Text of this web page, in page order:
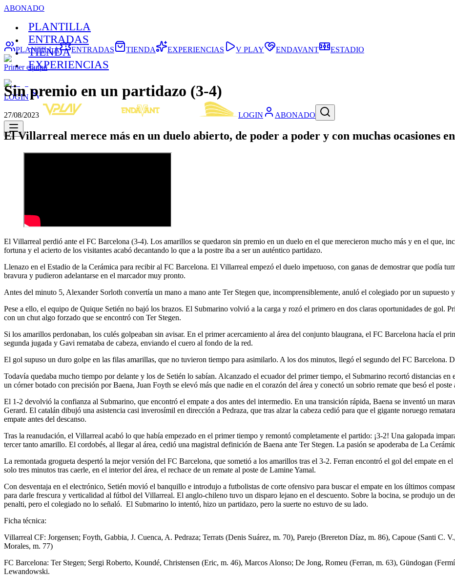
ABONADO
PLANTILLA
ENTRADAS
TIENDA
EXPERIENCIAS
LOGIN
LOGIN ABONADO
PLANTILLA ENTRADAS TIENDA EXPERIENCIAS V PLAY ENDAVANT ESTADIO
Primer equipo
Sin premio en un partidazo (3-4)
27/08/2023
El Villarreal merece más en un duelo abierto, de poder a poder y con muchas ocasiones
El Villarreal perdió ante el FC Barcelona (3-4). Los amarillos se quedaron sin premio en un duelo en el que merecieron mucho más y en el que,
fortuna y el acierto de los visitantes acabó decantando lo que a la postre iba a ser un auténtico partidazo.
Llenazo en el Estadio de la Cerámica para recibir al FC Barcelona. El Villarreal empezó el duelo impetuoso, con ganas de demostrar que podía
bravura y pudieron adelantarse en el marcador muy pronto.
Antes del minuto 5, Alexander Sorloth convertía un mano a mano ante Ter Stegen que, incomprensiblemente, anuló el colegiado por un supuesto
Pese a ello, el equipo de Quique Setién no bajó los brazos. El Submarino volvió a la carga y rozó el primero en dos claras oportunidades de gol.
con un chut algo forzado que se encontró con Ter Stegen.
Si los amarillos perdonaban, los culés golpeaban sin avisar. En el primer acercamiento al área del conjunto blaugrana, el FC Barcelona hacía el
segunda jugada y Gavi remataba de cabeza, enviando el cuero al fondo de la red.
El gol supuso un duro golpe en las filas amarillas, que no tuvieron tiempo para asimilarlo. A los dos minutos, llegó el segundo del FC Barcelona.
Todavía quedaba mucho tiempo por delante y los de Setién lo sabían. Alcanzado el ecuador del primer tiempo, el Submarino recortó distancias
un córner botado con precisión por Baena, Juan Foyth se elevó más que nadie en el corazón del área y conectó un sobrio remate que besó el poste
El 1-2 devolvió la confianza al Submarino, que encontró el empate a dos antes del intermedio. En una transición rápida, Baena se inventó un
Gerard. El catalán dibujó una asistencia casi inverosímil en dirección a Pedraza, que tras alzar la cabeza cedió para que el gigante noruego
empate antes del descanso.
Tras la reanudación, el Villarreal acabó lo que había empezado en el primer tiempo y remontó completamente el partido: ¡3-2! Una galopada
tercer tanto amarillo. El cordobés, al llegar al área, cedió una magistral definición de Baena ante Ter Stegen. La pasión se apoderaba de La
La remontada grogueta despertó la mejor versión del FC Barcelona, que sometió a los amarillos tras el 3-2. Ferran encontró el gol del empate en
solo tres minutos tras caerle, en el interior del área, el rechace de un remate al poste de Lamine Yamal.
Con desventaja en el electrónico, Setién movió el banquillo e introdujo a futbolistas de corte ofensivo para buscar el empate en los últimos
para darle frescura y verticalidad al fútbol del Villarreal. El anglo-chileno tuvo un disparo lejano en el descuento. Sobre la bocina, se produjo un
penalti, pero el colegiado no lo señaló. El Submarino lo intentó, hizo un partidazo, pero la suerte no estuvo de su lado.
Ficha técnica:
Villarreal CF: Jorgensen; Foyth, Gabbia, J. Cuenca, A. Pedraza; Terrats (Denis Suárez, m. 70), Parejo (Brereton Díaz, m. 86), Capoue (Santi
Morales, m. 77)
FC Barcelona: Ter Stegen; Sergi Roberto, Koundé, Christensen (Eric, m. 46), Marcos Alonso; De Jong, Romeu (Ferran, m. 63), Gündogan
Lewandowski.